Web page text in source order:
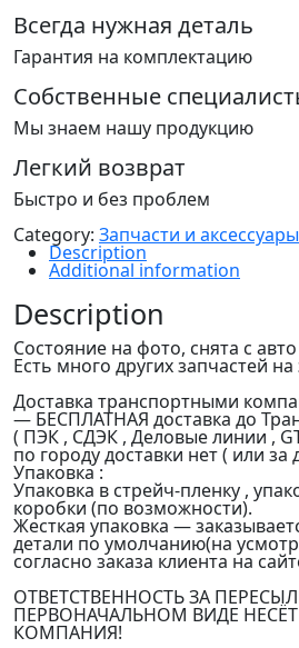
Всегда нужная деталь
Гарантия на комплектацию
Собственные
Мы знаем нашу продукцию
Легкий возврат
Быстро и без проблем
Category: Запчасти и аксессуары
Description
Additional information
Description
Состояние на фото, снята с
Есть много других запчастей
Доставка транспортными
— БЕСПЛАТНАЯ доставка до
( ПЭК , СДЭК , Деловые линии ,
по городу доставки нет ( или за
Упаковка :
Упаковка в стрейч-пленку ,
коробки (по возможности).
Жесткая упаковка —
детали по умолчанию(на
согласно заказа клиента на
ОТВЕТСТВЕННОСТЬ ЗА
ПЕРВОНАЧАЛЬНОМ ВИДЕ
КОМПАНИЯ!